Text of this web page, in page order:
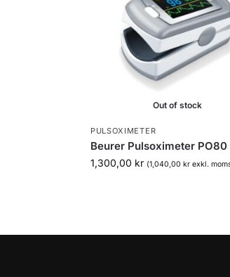
Out of stock
PULSOXIMETER
Beurer Pulsoximeter PO80
1,300,00 kr (1,040,00 krexkl.